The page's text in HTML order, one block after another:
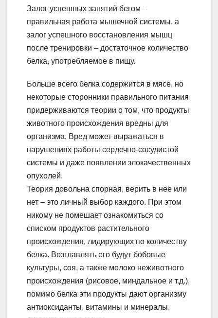
Залог успешных занятий бегом –
правильная работа мышечной системы, а
залог успешного восстановления мышц
после тренировки – достаточное количество
белка, употребляемое в пищу.
Больше всего белка содержится в мясе, но
некоторые сторонники правильного питания
придерживаются теории о том, что продукты
животного происхождения вредны для
организма. Вред может выражаться в
нарушениях работы сердечно-сосудистой
системы и даже появлении злокачественных
опухолей.
Теория довольна спорная, верить в нее или
нет – это личный выбор каждого. При этом
никому не помешает ознакомиться со
списком продуктов растительного
происхождения, лидирующих по количеству
белка. Возглавлять его будут бобовые
культуры, соя, а также молоко неживотного
происхождения (рисовое, миндальное и т.д.),
помимо белка эти продукты дают организму
антиоксиданты, витамины и минералы,